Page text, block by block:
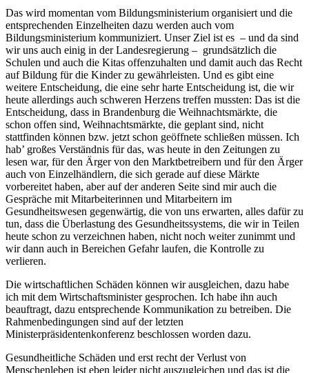
Das wird momentan vom Bildungsministerium organisiert und die
entsprechenden Einzelheiten dazu werden auch vom
Bildungsministerium kommuniziert. Unser Ziel ist es – und da sind
wir uns auch einig in der Landesregierung – grundsätzlich die
Schulen und auch die Kitas offenzuhalten und damit auch das Recht
auf Bildung für die Kinder zu gewährleisten. Und es gibt eine
weitere Entscheidung, die eine sehr harte Entscheidung ist, die wir
heute allerdings auch schweren Herzens treffen mussten: Das ist die
Entscheidung, dass in Brandenburg die Weihnachtsmärkte, die
schon offen sind, Weihnachtsmärkte, die geplant sind, nicht
stattfinden können bzw. jetzt schon geöffnete schließen müssen. Ich
hab’ großes Verständnis für das, was heute in den Zeitungen zu
lesen war, für den Ärger von den Marktbetreibern und für den Ärger
auch von Einzelhändlern, die sich gerade auf diese Märkte
vorbereitet haben, aber auf der anderen Seite sind mir auch die
Gespräche mit Mitarbeiterinnen und Mitarbeitern im
Gesundheitswesen gegenwärtig, die von uns erwarten, alles dafür zu
tun, dass die Überlastung des Gesundheitssystems, die wir in Teilen
heute schon zu verzeichnen haben, nicht noch weiter zunimmt und
wir dann auch in Bereichen Gefahr laufen, die Kontrolle zu
verlieren.
Die wirtschaftlichen Schäden können wir ausgleichen, dazu habe
ich mit dem Wirtschaftsminister gesprochen. Ich habe ihn auch
beauftragt, dazu entsprechende Kommunikation zu betreiben. Die
Rahmenbedingungen sind auf der letzten
Ministerpräsidentenkonferenz beschlossen worden dazu.
Gesundheitliche Schäden und erst recht der Verlust von
Menschenleben ist eben leider nicht auszugleichen und das ist die